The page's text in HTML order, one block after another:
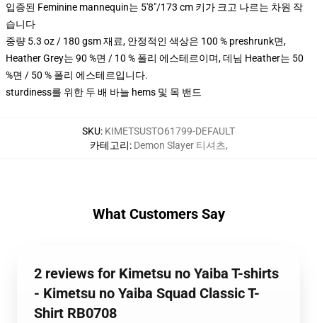
입증된 Feminine mannequin는 5'8"/173 cm 키가 크고 나르는 차원 작
습니다
중량 5.3 oz / 180 gsm 재료, 안정적인 색상은 100 % preshrunk면,
Heather Grey는 90 %면 / 10 % 폴리 에스테르이며, 데님 Heather는 50
%면 / 50 % 폴리 에스테르입니다.
sturdiness를 위한 두 배 바늘 hems 및 목 밴드
SKU: KIMETSUSTO61799-DEFAULT
카테고리: Demon Slayer 티셔츠,
What Customers Say
2 reviews for Kimetsu no Yaiba T-shirts
- Kimetsu no Yaiba Squad Classic T-
Shirt RB0708